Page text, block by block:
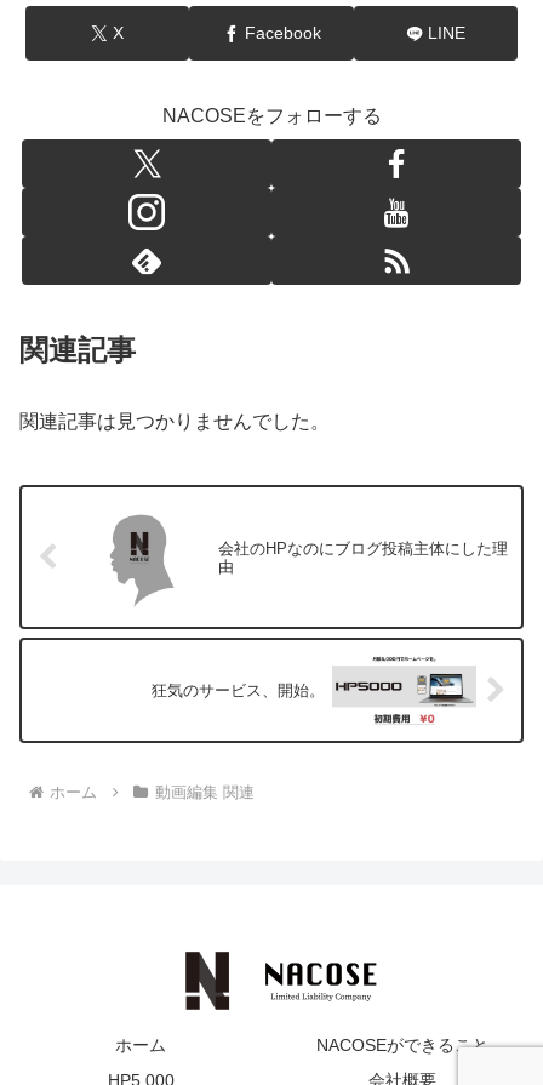
X Facebook LINE
NACOSEをフォローする
関連記事
関連記事は見つかりませんでした。
会社のHPなのにブログ投稿主体にした理
由
狂気のサービス、開始。
ホーム 動画編集 関連
ホーム
NACOSEができること
HP5,000
会社概要